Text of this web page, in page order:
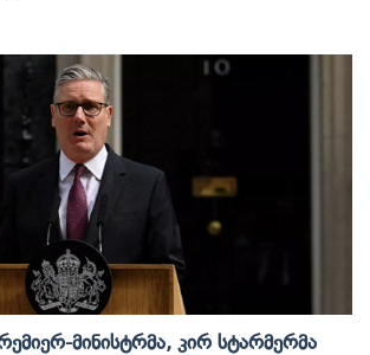
Მინისტრმა, Კირ Სტარმერმა